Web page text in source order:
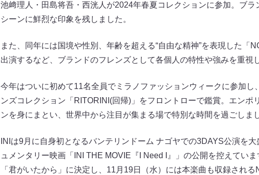
池﨑理人・田島将吾・西洸人が2024年春夏コレクションに参加。ブ
シーンに鮮烈な印象を残しました。
また、同年には国境や性別、年齢を超える“自由な精神”を表現した「
出演するなど、ブランドのフレンズとして各個人の特性や強みを重視
今年はついに初めて11名全員でミラノファッションウィークに参加し
ンズコレクション「RITORINI(回帰)」をフロントローで鑑賞。エンポ
ンを身にまとい、世界中から注目が集まる場で特別な時間を過ごしまし
INIは9月に自身初となるバンテリンドーム ナゴヤでの3DAYS公演を
ュメンタリー映画「INI THE MOVIE『I Need I』」の公開を控えてい
「君がいたから」に決定し、11月19日（水）には本楽曲も収録される